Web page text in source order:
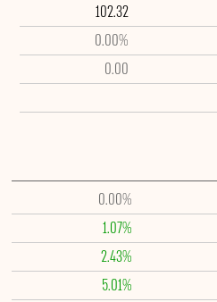
102.32
0.00%
0.00
0.00%
1.07%
2.43%
5.01%